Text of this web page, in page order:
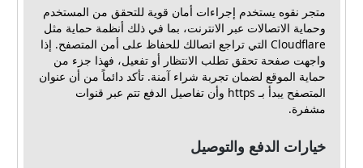
متجر نقوه يستخدم إجراءات أمان قوية للتحقق من المستخدم
وحماية الاتصالات عبر الانترنت، بما في ذلك أنظمة حماية مثل
Cloudflare التي تراجع اتصالك للحفاظ على أمن المتصفح. إذا
واجهت صفحة تحقق تطلب الانتظار أو تفعيل، فهذا جزء من
حماية الموقع لضمان تجربة شراء آمنة. تأكد دائماً من أن عنوان
المتصفح يبدأ بـ https وأن تفاصيل الدفع تتم عبر قنوات
مشفرة.
خيارات الدفع والتوصيل